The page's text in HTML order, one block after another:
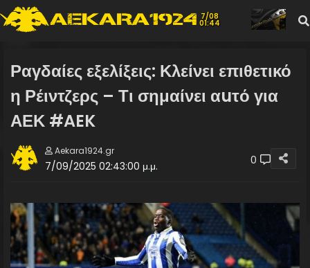
7/08
01:44
Ραγδαίες εξελίξεις: Κλείνει επιθετικό
η Ρέιντζερς – Τι σημαίνει αuτό για
ΑΕΚ #AEK
Aekara1924.gr
7/09/2025 02:43:00 μ.μ. 0